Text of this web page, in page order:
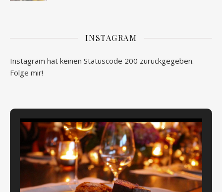
INSTAGRAM
Instagram hat keinen Statuscode 200 zurückgegeben.
Folge mir!